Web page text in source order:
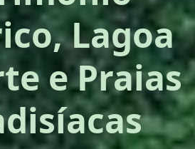
Lagoa
e Praias